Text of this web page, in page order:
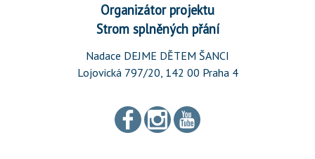
Organizátor projektu
Strom splněných přání
Nadace DEJME DĚTEM ŠANCI
Lojovická 797/20, 142 00 Praha 4